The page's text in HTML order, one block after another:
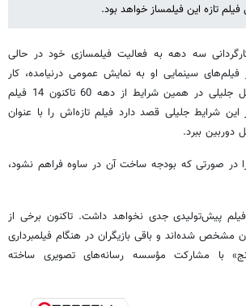
تازه این فیلمساز خواهد بود.
سه دهه به فعالیت فیلمسازی خود در حالی
سینمایی او به نمایش عمومی درنیامده، کار
دشواری است اما ابوالفضل جلیلی در همین شرایط از دهه 60 تاکنون 14 فیلم
شرایط جلیلی قصد دارد فیلم تازه‌اش را با عنوان
دوربین ببرد.
در صورتی که بودجه ساخت آن در ساوه فراهم نشود،
پیش‌تولیدی جدی نخواهد داشت. تاکنون برخی از
مشخص شده‌اند و باقی بازیگران در هنگام فیلمبرداری
با مشارکت مؤسسه رسانه‌های تصویری ساخته